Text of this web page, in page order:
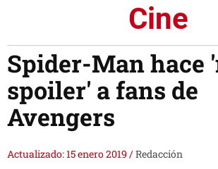
Cine
Spider-Man hace
spoiler' a fans de
Avengers
Actualizado: 15 enero 2019 /Redacción